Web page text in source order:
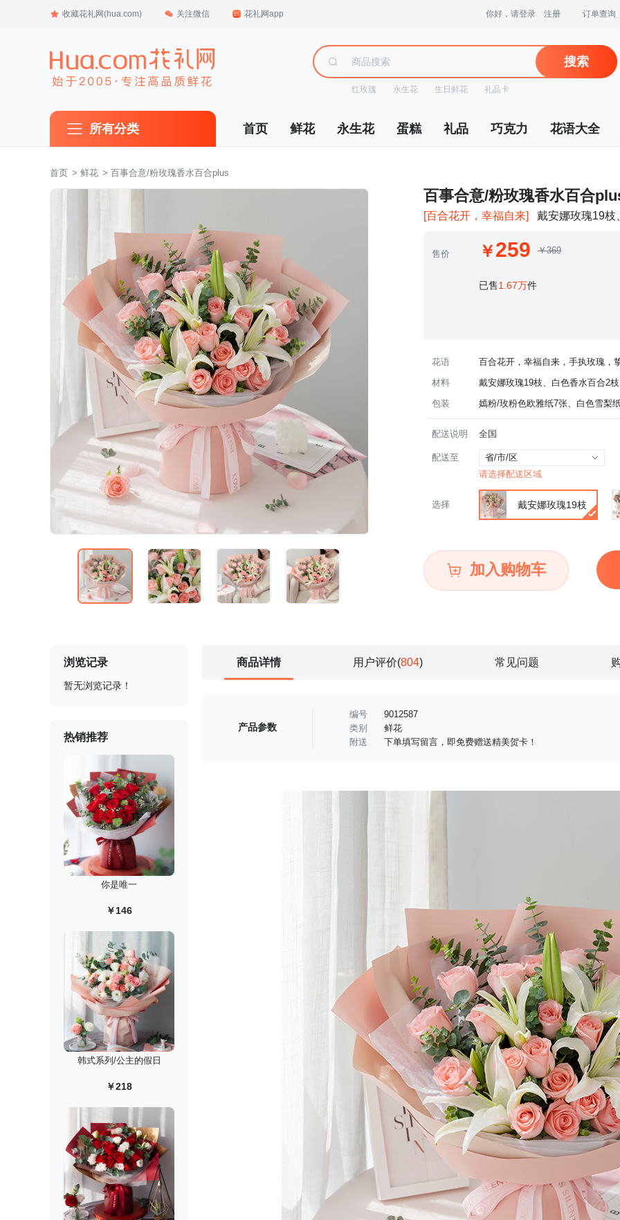
收藏花礼网(hua.com) 关注微信 花礼网app 你好，请登录 注册 订单查询
搜索
红玫瑰 永生花 生日鲜花 礼品卡
所有分类 首页 鲜花 永生花 蛋糕 礼品 巧克力 花语大全
首页 > 鲜花 > 百事合意/粉玫瑰香水百合plus
百事合意/粉玫瑰香水百合
[百合花开，幸福自来] 戴安娜玫瑰19枝
售价 259 ￥369
已售1.67万件
花语
百合花开，幸福自来，手执玫瑰，
材料
戴安娜玫瑰19枝、白色香水百合2
包装
嫣粉/玫粉色欧雅纸7张、白色雪梨
配送说明 全国
配送至
省/市/区
请选择配送区域
选择 戴安娜玫瑰19枝
加入购物车
浏览记录
暂无浏览记录！
热销推荐
你是唯一
￥146
韩式系列/公主的假日
￥218
商品详情 用户评价(804) 常见问题
产品参数
编号
9012587
类别
鲜花
附送
下单填写留言，即免费赠送精美贺卡！